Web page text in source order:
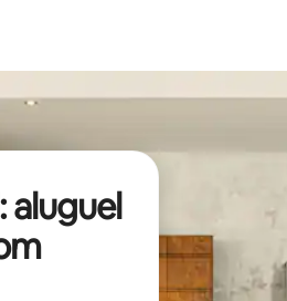
aluguel